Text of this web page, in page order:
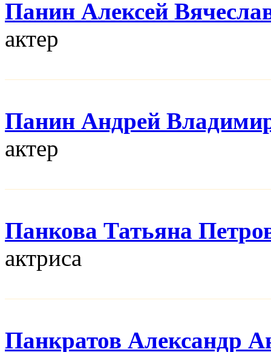
Панин Алексей
актер
Панин Андрей
актер
Панкова Татьяна
актриса
Панкратов Александр